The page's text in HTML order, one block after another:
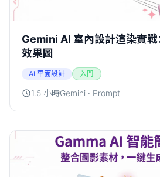
Gemini AI 室內設計渲染實
效果圖
AI 平面設計 入門
1.5 小時Gemini · Prompt